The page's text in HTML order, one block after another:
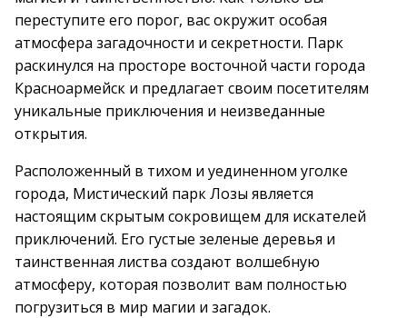
переступите его порог, вас окружит особая
атмосфера загадочности и секретности. Парк
раскинулся на просторе восточной части города
Красноармейск и предлагает своим посетителям
уникальные приключения и неизведанные
открытия.
Расположенный в тихом и уединенном уголке
города, Мистический парк Лозы является
настоящим скрытым сокровищем для искателей
приключений. Его густые зеленые деревья и
таинственная листва создают волшебную
атмосферу, которая позволит вам полностью
погрузиться в мир магии и загадок.